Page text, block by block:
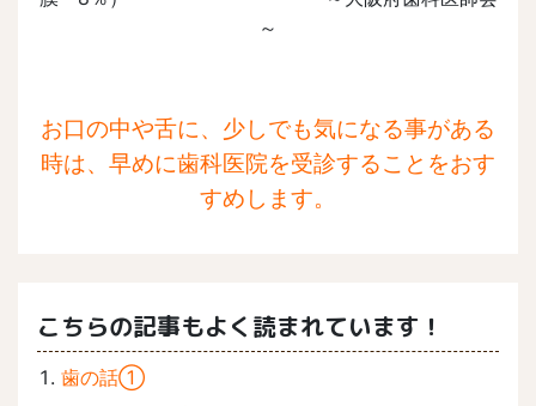
～
お口の中や舌に、少しでも気になる事がある
時は、早めに歯科医院を受診することをおす
すめします。
こちらの記事もよく読まれています！
歯の話①